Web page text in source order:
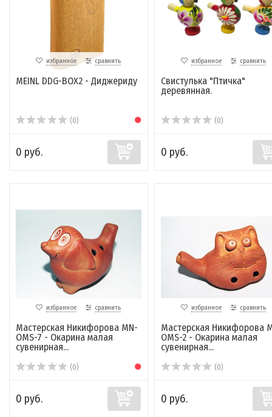
избранное сравнить
MEINL DDG-BOX2 - Диджериду
(0)
0 руб.
избранное сравнить
Свистулька "Птичка"
деревянная.
(0)
0 руб.
избранное сравнить
Мастерская Никифорова MN-
OMS-7 - Окарина малая
сувенирная...
(0)
0 руб.
избранное сравнить
Мастерская Никифорова
OMS-2 - Окарина малая
сувенирная...
(0)
0 руб.